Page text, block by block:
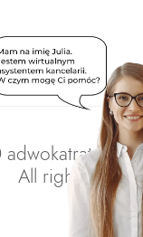
All rights